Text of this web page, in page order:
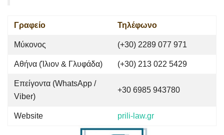
Γραφείο Τηλέφωνο
Μύκονος (+30) 2289 077 971
Αθήνα (Ίλιον & Γλυφάδα) (+30) 213 022 5429
Επείγοντα (WhatsApp /
Viber)
+30 6985 943780
Website prili-law.gr